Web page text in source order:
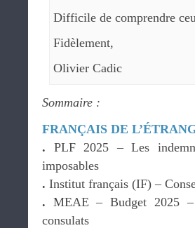
Difficile de comprendre
Fidèlement,
Olivier Cadic
Sommaire :
FRANÇAIS DE
. PLF 2025 – Les
imposables
. Institut français (IF) –
. MEAE – Budget 2025 –
consulats